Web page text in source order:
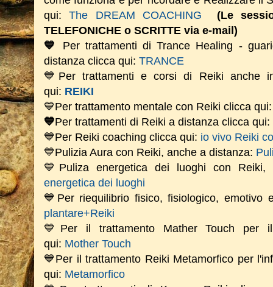
qui:The DREAM COACHING
(Le
TELEFONICHE o SCRITTE via e-mail)
💙
Per trattamenti di Trance Healing -
distanza clicca qui: TRANCE
💙Per trattamenti e corsi di Reiki anche
qui: REIKI
💙Per trattamento mentale con Reiki clicca
💙Per trattamenti di Reiki a distanza clicca qui:
💙Per Reiki coaching clicca qui: io vivo Reiki
💙Pulizia Aura con Reiki, anche a distanza:
💙Puliza energetica dei luoghi con
energetica dei luoghi
💙Per riequilibrio fisico, fisiologico, emotivo
plantare+Reiki
💙Per il trattamento Mather Touch per
qui: Mother Touch
💙Per il trattamento Reiki Metamorfico per
qui: Metamorfico